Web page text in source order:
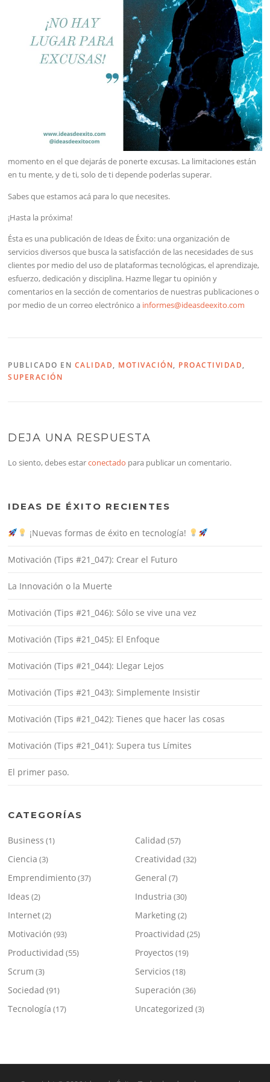
momento en el que dejarás de ponerte excusas. La limitaciones están
en tu mente, y de ti, solo de ti depende poderlas superar.
Sabes que estamos acá para lo que necesites.
¡Hasta la próxima!
Ésta es una publicación de Ideas de Éxito: una organización de
servicios diversos que busca la satisfacción de las necesidades de sus
clientes por medio del uso de plataformas tecnológicas, el aprendizaje,
esfuerzo, dedicación y disciplina. Hazme llegar tu opinión y
comentarios en la sección de comentarios de nuestras publicaciones o
por medio de un correo electrónico a informes@ideasdeexito.com
PUBLICADO EN CALIDAD, MOTIVACIÓN, PROACTIVIDAD,
SUPERACIÓN
DEJA UNA RESPUESTA
Lo siento, debes estarconectado para publicar un comentario.
IDEAS DE ÉXITO RECIENTES
¡Nuevas formas de éxito en tecnología!
Motivación (Tips #21_047): Crear el Futuro
La Innovación o la Muerte
Motivación (Tips #21_046): Sólo se vive una vez
Motivación (Tips #21_045): El Enfoque
Motivación (Tips #21_044): Llegar Lejos
Motivación (Tips #21_043): Simplemente Insistir
Motivación (Tips #21_042): Tienes que hacer las cosas
Motivación (Tips #21_041): Supera tus Límites
El primer paso.
CATEGORÍAS
Business (1) Calidad (57)
Ciencia (3) Creatividad (32)
Emprendimiento(37) General (7)
Ideas (2) Industria (30)
Internet(2) Marketing(2)
Motivación (93) Proactividad (25)
Productividad (55) Proyectos (19)
Scrum (3) Servicios (18)
Sociedad (91) Superación (36)
Tecnología (17) Uncategorized (3)